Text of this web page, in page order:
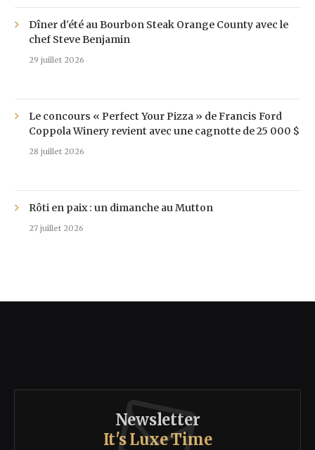
Dîner d'été au Bourbon Steak Orange County avec le
chef Steve Benjamin
29 juillet 2026
Le concours « Perfect Your Pizza » de Francis Ford
Coppola Winery revient avec une cagnotte de 25 000 $
28 juillet 2026
Rôti en paix : un dimanche au Mutton
27 juillet 2026
Newsletter
It's Luxe Time